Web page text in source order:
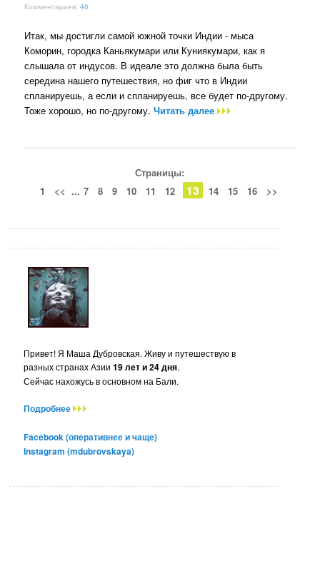
Комментариев:40
Итак, мы достигли самой южной точки Индии - мыса
Коморин, городка Каньякумари или Куниякумари, как я
слышала от индусов. В идеале это должна была быть
середина нашего путешествия, но фиг что в Индии
спланируешь, а если и спланируешь, все будет по-другому.
Тоже хорошо, но по-другому.Читать далее
Страницы:
1
<< ... 7 8 9 10 11 12 13 14 15 16 >>
Привет! Я Маша Дубровская. Живу и путешествую в
разных странах Азии19 лет и 24 дня.
Сейчас нахожусь в основном на Бали.
Подробнее
Facebook (оперативнее и чаще)
Instagram (mdubrovskaya)